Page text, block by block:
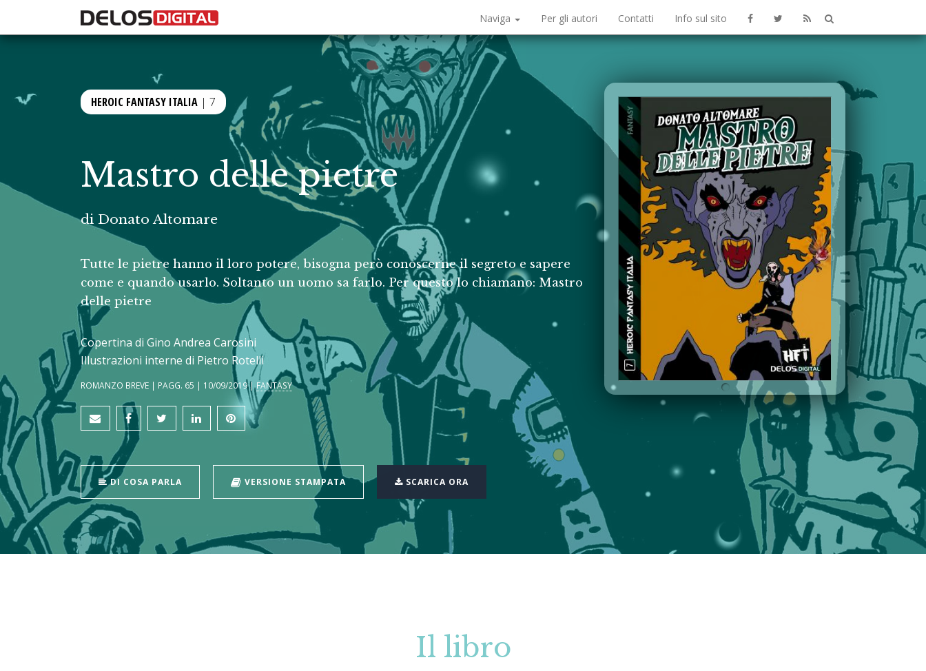
Naviga Per gli autori Contatti Info sul sito
HEROIC FANTASY ITALIA | 7
Mastro delle pietre
di Donato Altomare
Tutte le pietre hanno il loro potere, bisogna però conoscerne il segreto e sapere
come e quando usarlo. Soltanto un uomo sa farlo. Per questo lo chiamano: Mastro
delle pietre
Copertina di Gino Andrea Carosini
Illustrazioni interne di Pietro Rotelli
ROMANZO BREVE | PAGG. 65 | 10/09/2019 |FANTASY
DI COSA PARLA VERSIONE STAMPATA SCARICA ORA
Il libro